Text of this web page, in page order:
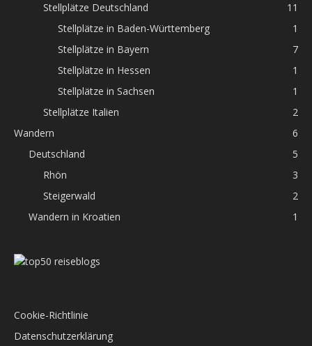
Stellplätze Deutschland
11
Stellplätze in Baden-Württemberg
1
Stellplätze in Bayern
7
Stellplätze in Hessen
1
Stellplätze in Sachsen
1
Stellplätze Italien
2
Wandern
6
Deutschland
5
Rhön
3
Steigerwald
2
Wandern in Kroatien
1
Cookie-Richtlinie
Datenschutzerklärung